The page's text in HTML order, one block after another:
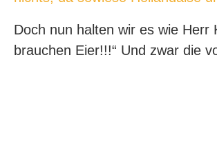
Doch nun halten wir es wie Herr
brauchen Eier!!!“ Und zwar die